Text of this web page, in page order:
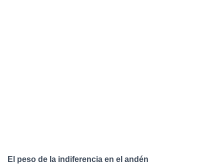
El peso de la indiferencia en el andén